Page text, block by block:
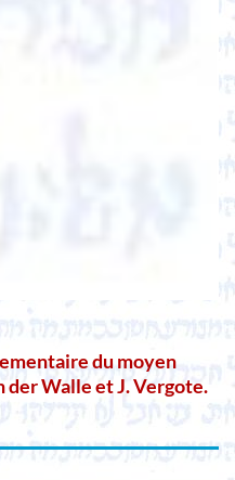
du moyen
der Walle et J. Vergote.